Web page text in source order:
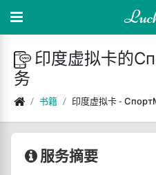
印度虚拟卡的
务
书籍 印度虚拟卡 -
服务摘要